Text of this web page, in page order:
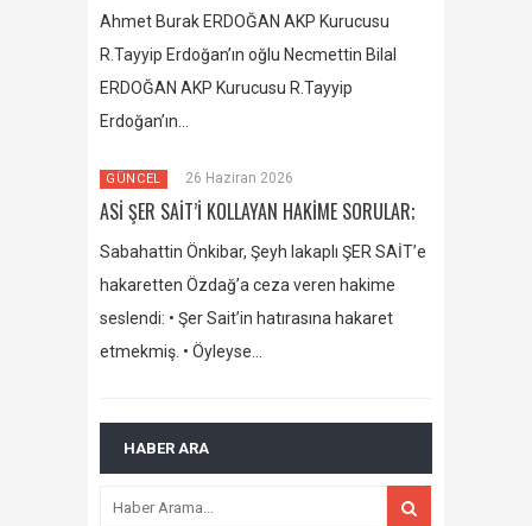
Ahmet Burak ERDOĞAN AKP Kurucusu
R.Tayyip Erdoğan’ın oğlu Necmettin Bilal
ERDOĞAN AKP Kurucusu R.Tayyip
Erdoğan’ın…
GÜNCEL 26 Haziran 2026
ASİ ŞER SAİT’İ KOLLAYAN HAKİME SORULAR;
Sabahattin Önkibar, Şeyh lakaplı ŞER SAİT’e
hakaretten Özdağ’a ceza veren hakime
seslendi: • Şer Sait’in hatırasına hakaret
etmekmiş. • Öyleyse…
HABER ARA